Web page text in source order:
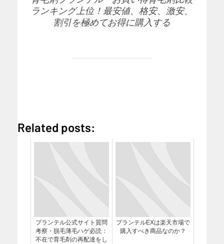
ランキング上位！最安値、格安、激安、
割引を極めてお得に購入する
Related posts:
プランテル公式サイト質問
考察・脱毛薄毛ハゲ必読：
不在で育毛剤の再配達をし
プランテルEXは楽天市場で
購入すべき商品なのか？